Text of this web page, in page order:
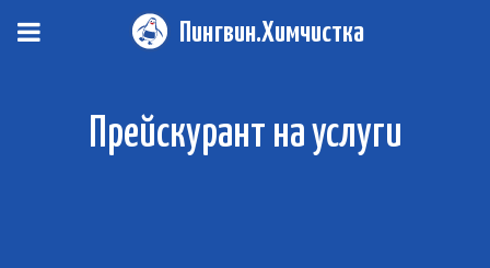
Пингвин.Химчистка
Прейскурант на услуги